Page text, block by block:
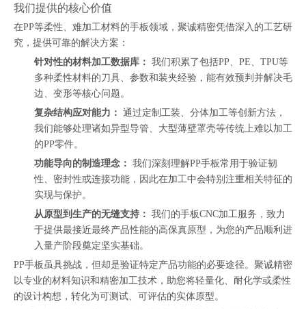
我们提供的核心价值
在PP等柔性、难加工材料的手板领域，聚诚精密凭借深入的工艺研
究，提供可靠的解决方案：
针对性的材料加工数据库： 我们积累了包括PP、PE、TPU等
多种柔性材料的刀具、参数和装夹经验，能有效预判并解决毛
边、变形等核心问题。
复杂结构应对能力： 通过定制工装、分体加工等创新方法，
我们能够处理诸如异型导管、大型薄壁罩壳等传统上难以加工
的PP零件。
功能导向的制造理念： 我们深刻理解PP手板常用于验证韧
性、密封性或连接功能，因此在加工中会特别注重相关特征的
实现与保护。
从原型到生产的无缝支持： 我们的手板CNC加工服务 ，致力
于提供最接近最终产品性能的高保真原型，为您的产品顺利进
入量产阶段奠定坚实基础。
PP手板虽具挑战，但却是验证特定产品功能的必要途径。聚诚精密
以专业的材料知识和精密加工技术，助您将轻量化、耐化学或柔性
的设计构想，转化为可测试、可评估的实体原型。